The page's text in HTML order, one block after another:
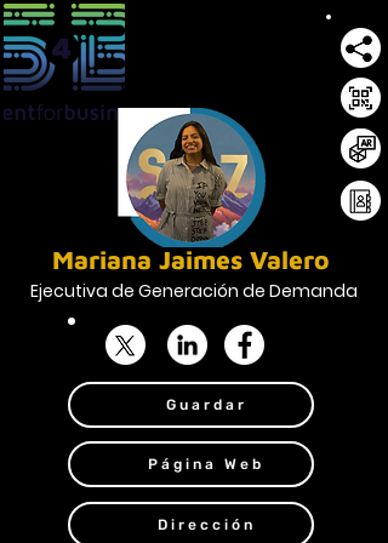
Mariana Jaimes Valero
Ejecutiva de Generación de Demanda
Guardar
Página Web
Dirección